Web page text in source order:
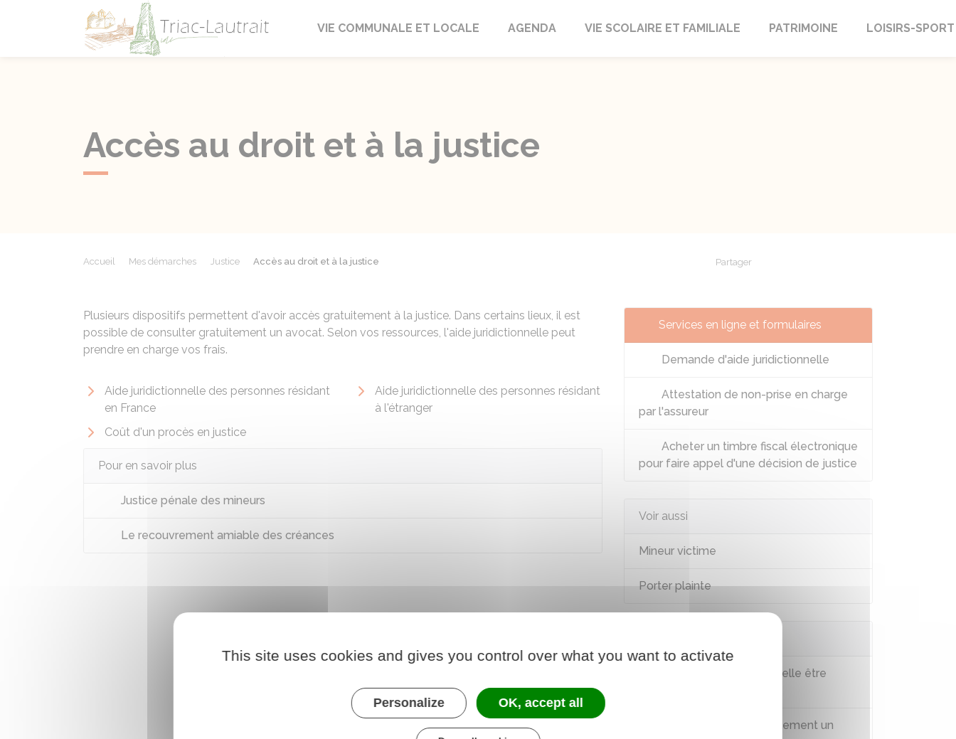
Triac-Lautrait
VIE COMMUNALE ET LOCALE AGENDA VIE SCOLAIRE ET FAMILIALE PATRIMOINE LOISIRS-SPORT
Accès au droit et à la justice
Accueil Mes démarches Justice Accès au droit et à la justice Partager
Plusieurs dispositifs permettent d'avoir accès gratuitement à la justice. Dans certains lieux, il est
possible de consulter gratuitement un avocat. Selon vos ressources, l'aide juridictionnelle peut
prendre en charge vos frais.
Aide juridictionnelle des personnes résidant
en France
Aide juridictionnelle des personnes résidant
à l'étranger
Coût d'un procès en justice
Pour en savoir plus
Justice pénale des mineurs
Le recouvrement amiable des créances
Services en ligne et formulaires
Demande d'aide juridictionnelle
Attestation de non-prise en charge
par l'assureur
Acheter un timbre fiscal électronique
pour faire appel d'une décision de justice
Voir aussi
Mineur victime
Porter plainte
L'aide juridictionnelle peut-elle être
Comment consulter gratuitement un
This site uses cookies and gives you control over what you want to activate
Personalize OK, accept all